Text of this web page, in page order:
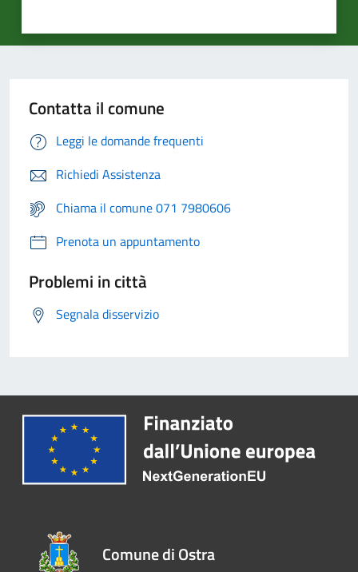
Contatta il comune
Leggi le domande frequenti
Richiedi Assistenza
Chiama il comune 071 7980606
Prenota un appuntamento
Problemi in città
Segnala disservizio
Comune di Ostra